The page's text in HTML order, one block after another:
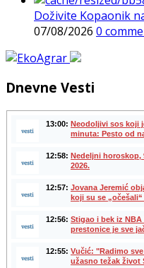
Doživite Kopaonik
07/08/2026 0
Dnevne Vesti